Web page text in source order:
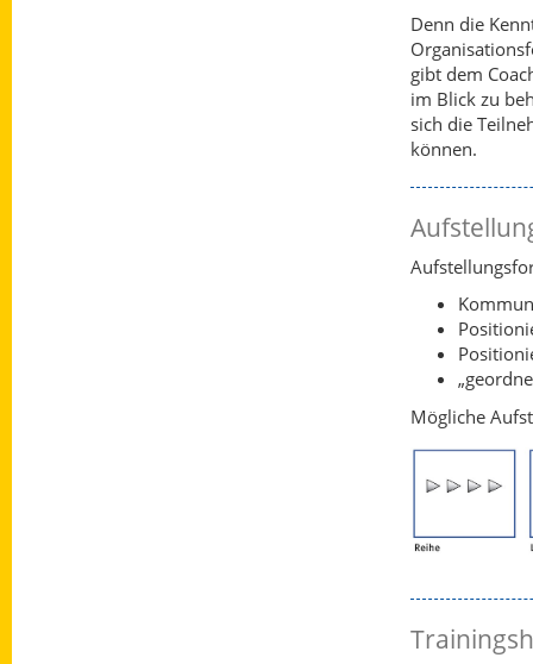
Denn die
gibt dem
im Blick zu
sich die
können.
Mögliche